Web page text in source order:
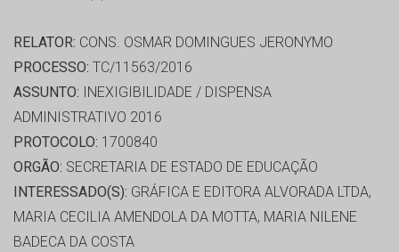
RELATOR: CONS. OSMAR DOMINGUES JERONYMO
PROCESSO: TC/11563/2016
ASSUNTO: INEXIGIBILIDADE / DISPENSA
ADMINISTRATIVO 2016
PROTOCOLO: 1700840
ORGÃO: SECRETARIA DE ESTADO DE EDUCAÇÃO
INTERESSADO(S): GRÁFICA E EDITORA ALVORADA LTDA,
MARIA CECILIA AMENDOLA DA MOTTA, MARIA NILENE
BADECA DA COSTA